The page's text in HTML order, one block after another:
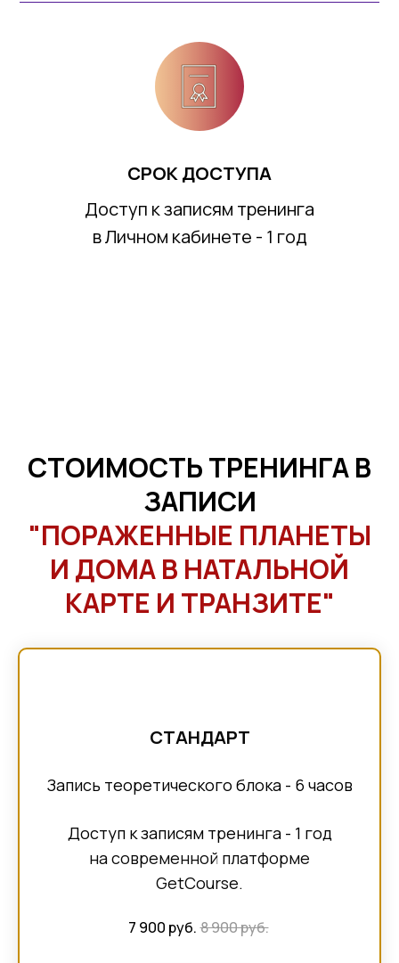
СРОК ДОСТУПА
Доступ к записям тренинга
в Личном кабинете - 1 год
СТОИМОСТЬ ТРЕНИНГА В
ЗАПИСИ
"ПОРАЖЕННЫЕ ПЛАНЕТЫ
И ДОМА В НАТАЛЬНОЙ
КАРТЕ И ТРАНЗИТЕ"
СТАНДАРТ
Запись теоретического блока - 6 часов
Доступ к записям тренинга - 1 год
на современной платформе
GetCourse.
7 900 руб. 8 900 руб.